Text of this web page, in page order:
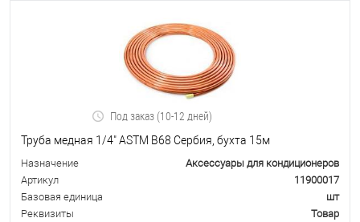
Под заказ (10-12 дней)
Труба медная 1/4" ASTM B68 Сербия, бухта 15м
Назначение
Аксессуары для кондиционеров
Артикул
11900017
Базовая единица
шт
Реквизиты
Товар